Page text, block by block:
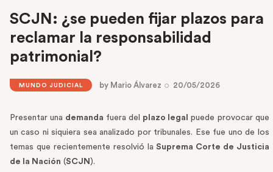
SCJN: ¿se pueden fijar plazos para
reclamar la responsabilidad
patrimonial?
MUNDO JUDICIAL by Mario Álvarez 20/05/2026
Presentar una demanda fuera del plazo legal
puede provocar que
un caso ni siquiera sea analizado por tribunales. Ese fue uno de los
temas que recientemente resolvió la Suprema Corte de Justicia
de la Nación (SCJN ).